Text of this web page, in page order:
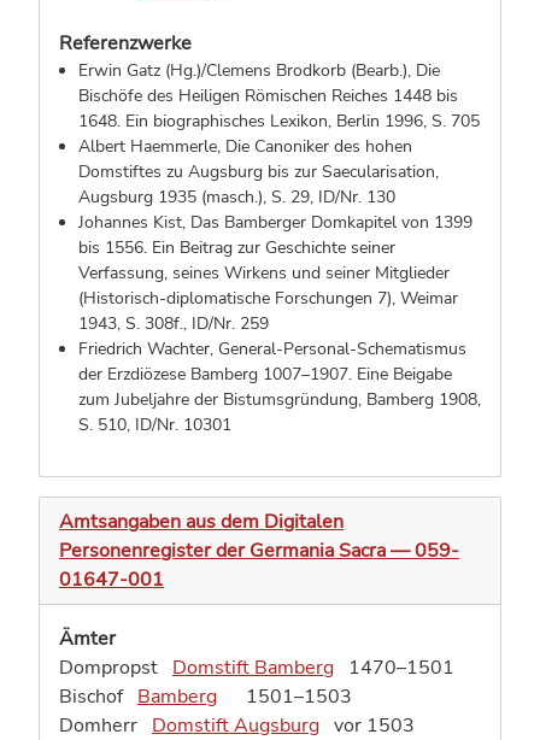
Referenzwerke
Erwin Gatz (Hg.)/Clemens Brodkorb (Bearb.), Die
Bischöfe des Heiligen Römischen Reiches 1448 bis
1648. Ein biographisches Lexikon, Berlin 1996, S. 705
Albert Haemmerle, Die Canoniker des hohen
Domstiftes zu Augsburg bis zur Saecularisation,
Augsburg 1935 (masch.), S. 29, ID/Nr. 130
Johannes Kist, Das Bamberger Domkapitel von 1399
bis 1556. Ein Beitrag zur Geschichte seiner
Verfassung, seines Wirkens und seiner Mitglieder
(Historisch-diplomatische Forschungen 7), Weimar
1943, S. 308f., ID/Nr. 259
Friedrich Wachter, General-Personal-Schematismus
der Erzdiözese Bamberg 1007–1907. Eine Beigabe
zum Jubeljahre der Bistumsgründung, Bamberg 1908,
S. 510, ID/Nr. 10301
Amtsangaben aus dem Digitalen
Personenregister der Germania Sacra — 059-
01647-001
Ämter
Dompropst Domstift Bamberg
1470–1501
Bischof Bamberg
1501–1503
Domherr Domstift Augsburg vor 1503